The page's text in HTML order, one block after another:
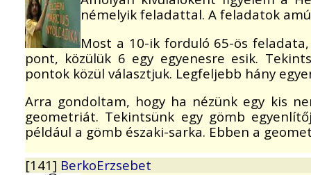
némelyik feladattal. A feladatok
Most a 10-ik forduló 65-ös
pont, közülük 6 egy egyenesre esik.
pontok közül választjuk. Legfeljebb hány
Arra gondoltam, hogy ha nézünk egy kis
geometriát. Tekintsünk egy gömb
például a gömb északi-sarka. Ebben a
[141] BerkoErzsebet